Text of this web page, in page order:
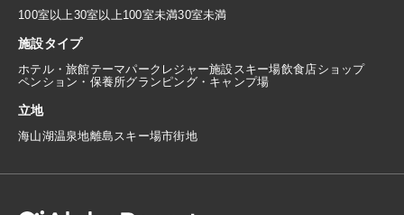
100室以上30室以上100室未満30室未満
施設タイプ
ホテル・旅館テーマパーク レジャー施設スキー場飲食店ショップ
ペンション・保養所グランピング・キャンプ場
立地
海山湖温泉地離島スキー場市街地